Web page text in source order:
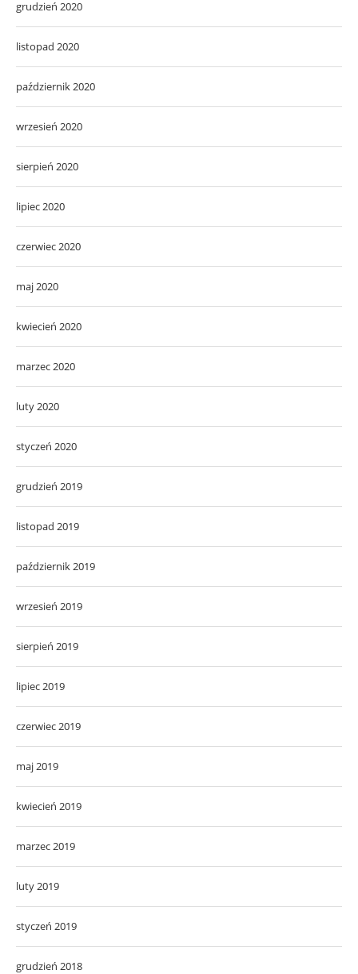
grudzień 2020
listopad 2020
październik 2020
wrzesień 2020
sierpień 2020
lipiec 2020
czerwiec 2020
maj 2020
kwiecień 2020
marzec 2020
luty 2020
styczeń 2020
grudzień 2019
listopad 2019
październik 2019
wrzesień 2019
sierpień 2019
lipiec 2019
czerwiec 2019
maj 2019
kwiecień 2019
marzec 2019
luty 2019
styczeń 2019
grudzień 2018